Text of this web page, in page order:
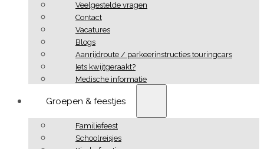
Veelgestelde vragen
Contact
Vacatures
Blogs
Aanrijdroute / parkeerinstructies touringcars
Iets kwijtgeraakt?
Medische informatie
Groepen & feestjes
Familiefeest
Schoolreisjes